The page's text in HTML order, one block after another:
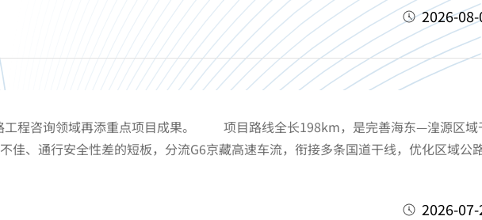
2026-
工程咨询领域再添重点项目成果。 项目路线全长198km，是完善海东—湟源区域
、通行安全性差的短板，分流G6京藏高速车流，衔接多条国道干线，优化区域公
2026-